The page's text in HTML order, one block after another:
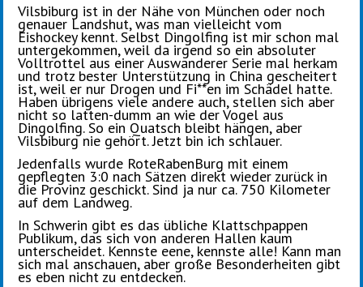
Vilsbiburg ist in der Nähe von München oder noch
genauer Landshut, was man vielleicht vom
Eishockey kennt. Selbst Dingolfing ist mir schon mal
untergekommen, weil da irgend so ein absoluter
Volltrottel aus einer Auswanderer Serie mal herkam
und trotz bester Unterstützung in China gescheitert
ist, weil er nur Drogen und Fi**en im Schädel hatte.
Haben übrigens viele andere auch, stellen sich aber
nicht so latten-dumm an wie der Vogel aus
Dingolfing. So ein Quatsch bleibt hängen, aber
Vilsbiburg nie gehört. Jetzt bin ich schlauer.
Jedenfalls wurde RoteRabenBurg mit einem
gepflegten 3:0 nach Sätzen direkt wieder zurück in
die Provinz geschickt. Sind ja nur ca. 750 Kilometer
auf dem Landweg.
In Schwerin gibt es das übliche Klattschpappen
Publikum, das sich von anderen Hallen kaum
unterscheidet. Kennste eene, kennste alle! Kann man
sich mal anschauen, aber große Besonderheiten gibt
es eben nicht zu entdecken.